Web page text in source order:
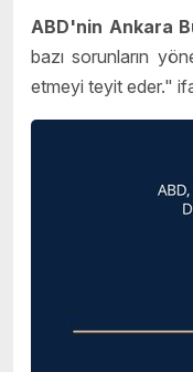
ABD'nin Ankara
bazı sorunların
etmeyi teyit eder."